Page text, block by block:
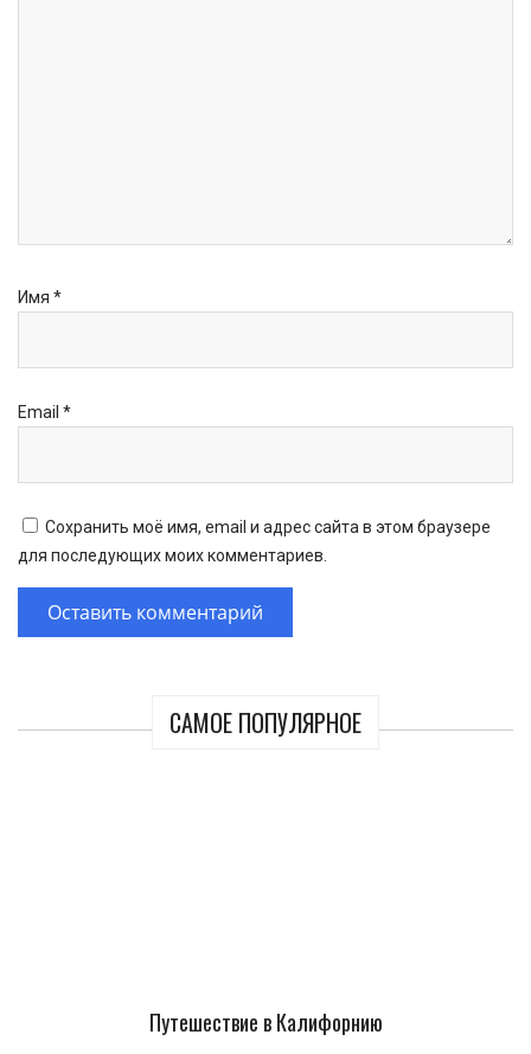
САМОЕ ПОПУЛЯРНОЕ
Путешествие в Калифорнию
Имя *
Email *
Сохранить моё имя, email и адрес сайта в этом браузере
для последующих моих комментариев.